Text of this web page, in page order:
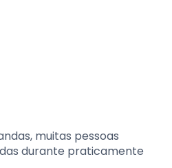
muitas pessoas
durante praticamente